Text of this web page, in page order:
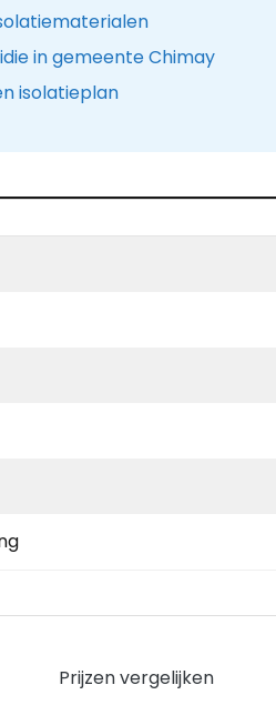
in gemeente Chimay
isolatieplan
Prijzen vergelijken